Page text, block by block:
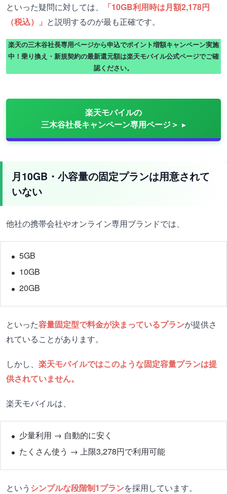
といった疑問に対しては、
「10GB利用時は月額2,178円
（税込）」 と説明するのが最も正確です。
楽天の三木谷社長専用ページから申込でポイント増額キャンペーン実施
中！乗り換え・新規契約の最新還元額は楽天モバイル公式ページでご確
認ください。
楽天モバイルの
三木谷社長キャンペーン専用ページ＞
月10GB・小容量の固定プランは用意されて
いない
他社の携帯会社やオンライン専用ブランドでは、
5GB
10GB
20GB
といった容量固定型で料金が決まっているプランが提供さ
れていることがあります。
しかし、 楽天モバイルではこのような固定容量プランは提
供されていません。
楽天モバイルは、
少量利用 → 自動的に安く
たくさん使う → 上限3,278円で利用可能
という シンプルな段階制1プランを採用しています。